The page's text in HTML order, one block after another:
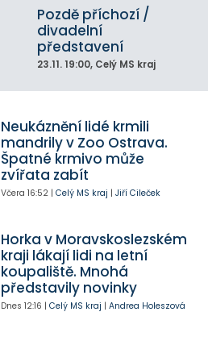
Pozdě příchozí /
divadelní
představení
23.11. 19:00, Celý MS kraj
Neukáznění lidé krmili
mandrily v Zoo Ostrava.
Špatné krmivo může
zvířata zabít
Včera 16:52| Celý MS kraj | Jiří Cileček
Horka v Moravskoslezském
kraji lákají lidi na letní
koupaliště. Mnohá
představily novinky
Dnes 12:16 | Celý MS kraj | Andrea Holeszová